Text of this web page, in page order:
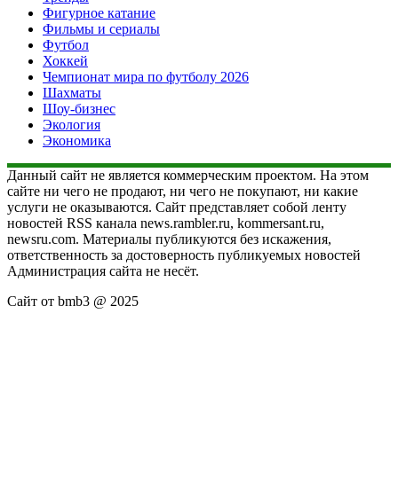
Фигурное катание
Фильмы и сериалы
Футбол
Хоккей
Чемпионат мира по футболу 2026
Шахматы
Шоу-бизнес
Экология
Экономика
Данный сайт не является коммерческим проектом. На этом
сайте ни чего не продают, ни чего не покупают, ни какие
услуги не оказываются. Сайт представляет собой ленту
новостей RSS канала news.rambler.ru, kommersant.ru,
newsru.com. Материалы публикуются без искажения,
ответственность за достоверность публикуемых новостей
Администрация сайта не несёт.
Сайт от bmb3 @ 2025